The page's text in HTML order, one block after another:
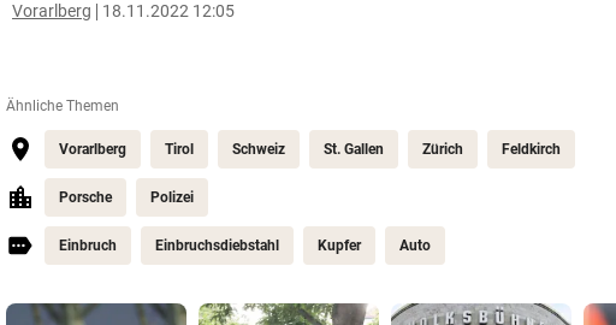
Vorarlberg 18.11.2022 12:05
Ähnliche Themen
Vorarlberg Tirol Schweiz St. Gallen Zürich Feldkirch
Porsche Polizei
Einbruch Einbruchsdiebstahl Kupfer Auto